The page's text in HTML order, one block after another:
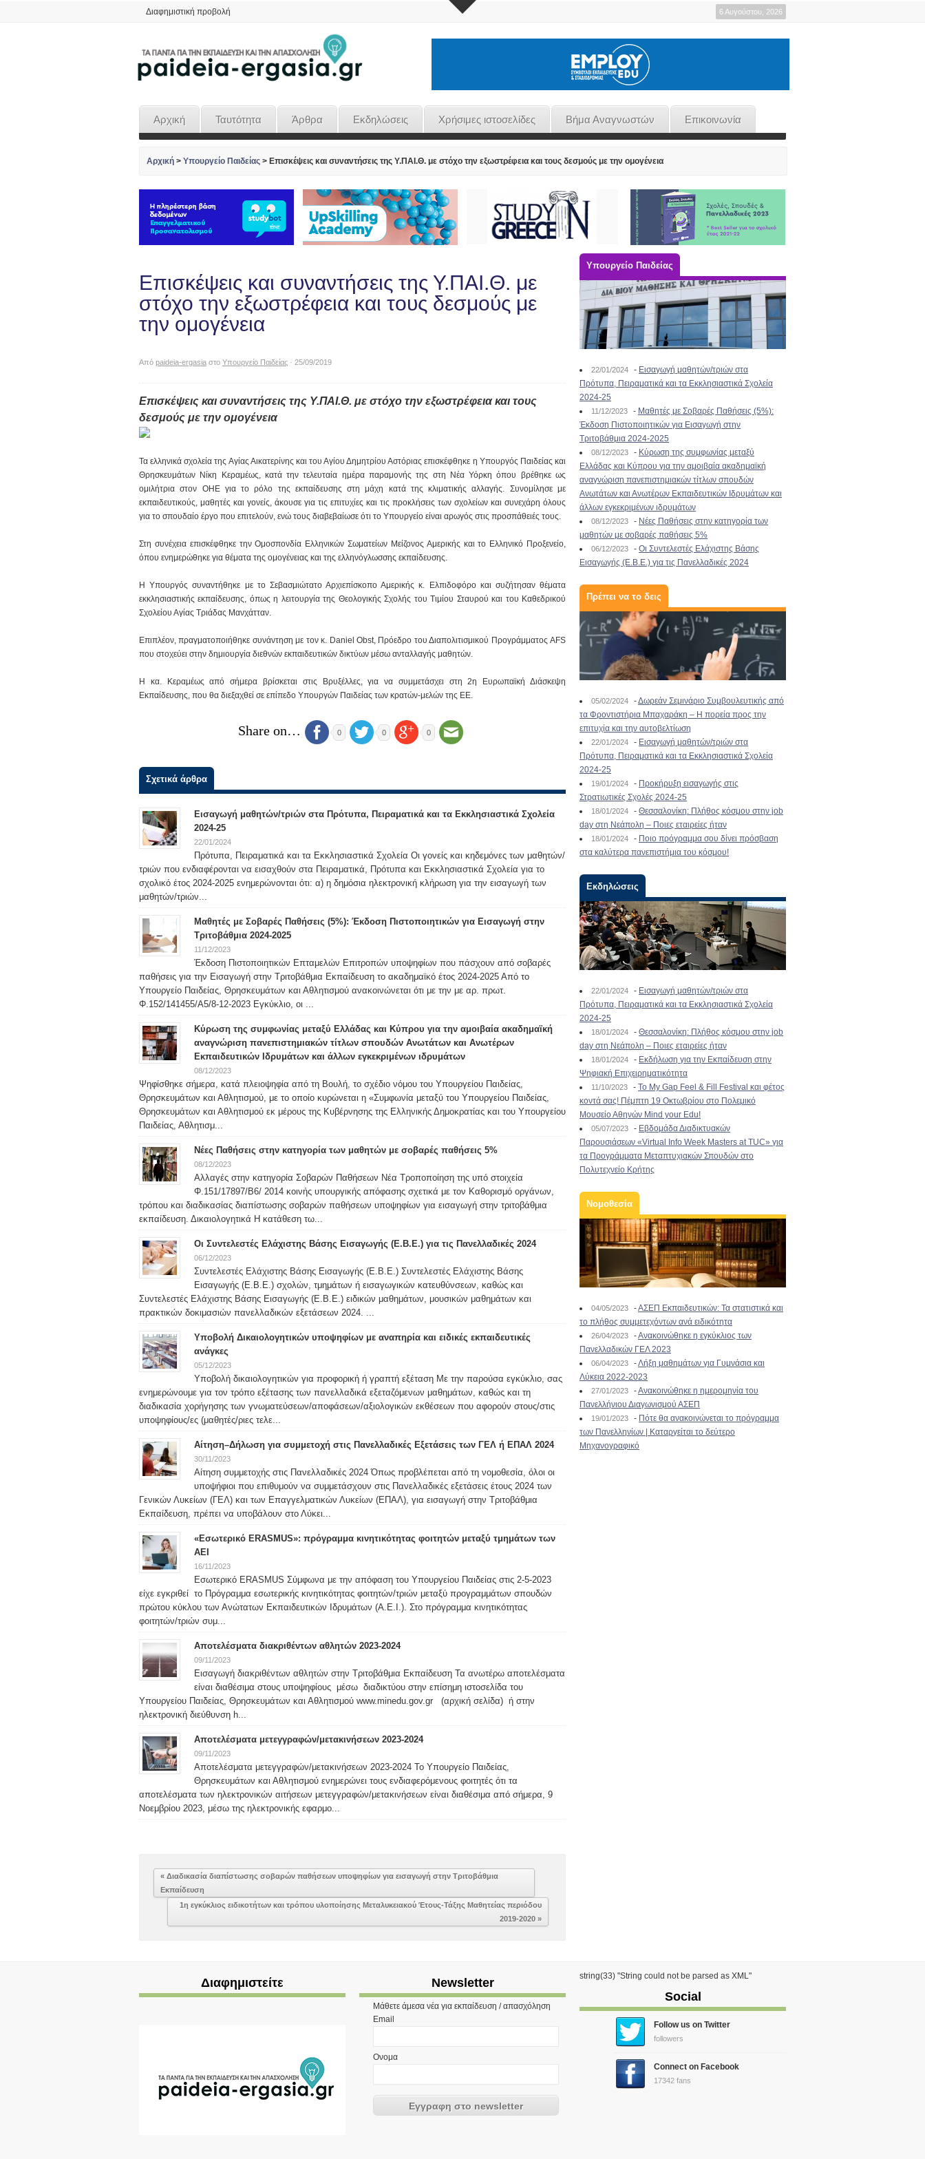
Διαφημιστική προβολή 6 Αυγούστου, 2026
Αρχική Ταυτότητα Άρθρα Εκδηλώσεις Χρήσιμες ιστοσελίδες Βήμα Αναγνωστών Επικοινωνία
Αρχική > Υπουργείο Παιδείας > Επισκέψεις και συναντήσεις της Υ.ΠΑΙ.Θ. με στόχο την εξωστρέφεια και τους δεσμούς με την ομογένεια
Επισκέψεις και συναντήσεις της Υ.ΠΑΙ.Θ. με
στόχο την εξωστρέφεια και τους δεσμούς με
την ομογένεια
Από paideia-ergasia στο Υπουργείο Παιδείας · 25/09/2019
Επισκέψεις και συναντήσεις της Υ.ΠΑΙ.Θ. με στόχο την εξωστρέφεια και τους
δεσμούς με την ομογένεια
Τα ελληνικά σχολεία της Αγίας Αικατερίνης και του Αγίου Δημητρίου Αστόριας επισκέφθηκε η Υπουργός Παιδείας και
Θρησκευμάτων Νίκη Κεραμέως, κατά την τελευταία ημέρα παραμονής της στη Νέα Υόρκη όπου βρέθηκε ως
ομιλήτρια στον ΟΗΕ για το ρόλο της εκπαίδευσης στη μάχη κατά της κλιματικής αλλαγής. Συνομίλησε με
εκπαιδευτικούς, μαθητές και γονείς, άκουσε για τις επιτυχίες και τις προκλήσεις των σχολείων και συνεχάρη όλους
για το σπουδαίο έργο που επιτελούν, ενώ τους διαβεβαίωσε ότι το Υπουργείο είναι αρωγός στις προσπάθειές τους.
Στη συνέχεια επισκέφθηκε την Ομοσπονδία Ελληνικών Σωματείων Μείζονος Αμερικής και το Ελληνικό Προξενείο,
όπου ενημερώθηκε για θέματα της ομογένειας και της ελληνόγλωσσης εκπαίδευσης.
Η Υπουργός συναντήθηκε με το Σεβασμιώτατο Αρχιεπίσκοπο Αμερικής κ. Ελπιδοφόρο και συζήτησαν θέματα
εκκλησιαστικής εκπαίδευσης, όπως η λειτουργία της Θεολογικής Σχολής του Τιμίου Σταυρού και του Καθεδρικού
Σχολείου Αγίας Τριάδας Μανχάτταν.
Επιπλέον, πραγματοποιήθηκε συνάντηση με τον κ. Daniel Obst, Πρόεδρο του Διαπολιτισμικού Προγράμματος AFS
που στοχεύει στην δημιουργία διεθνών εκπαιδευτικών δικτύων μέσω ανταλλαγής μαθητών.
Η κα. Κεραμέως από σήμερα βρίσκεται στις Βρυξέλλες, για να συμμετάσχει στη 2η Ευρωπαϊκή Διάσκεψη
Εκπαίδευσης, που θα διεξαχθεί σε επίπεδο Υπουργών Παιδείας των κρατών-μελών της ΕΕ.
Share on… 0 0 0
Σχετικά άρθρα
Εισαγωγή μαθητών/τριών στα Πρότυπα, Πειραματικά και τα Εκκλησιαστικά Σχολεία
2024-25
22/01/2024
Πρότυπα, Πειραματικά και τα Εκκλησιαστικά Σχολεία Οι γονείς και κηδεμόνες των μαθητών/
τριών που ενδιαφέρονται να εισαχθούν στα Πειραματικά, Πρότυπα και Εκκλησιαστικά Σχολεία για το
σχολικό έτος 2024-2025 ενημερώνονται ότι: α) η δημόσια ηλεκτρονική κλήρωση για την εισαγωγή των
μαθητών/τριών...
Μαθητές με Σοβαρές Παθήσεις (5%): Έκδοση Πιστοποιητικών για Εισαγωγή στην
Τριτοβάθμια 2024-2025
11/12/2023
Έκδοση Πιστοποιητικών Επταμελών Επιτροπών υποψηφίων που πάσχουν από σοβαρές
παθήσεις για την Εισαγωγή στην Τριτοβάθμια Εκπαίδευση το ακαδημαϊκό έτος 2024-2025 Από το
Υπουργείο Παιδείας, Θρησκευμάτων και Αθλητισμού ανακοινώνεται ότι με την με αρ. πρωτ.
Φ.152/141455/Α5/8-12-2023 Εγκύκλιο, οι ...
Κύρωση της συμφωνίας μεταξύ Ελλάδας και Κύπρου για την αμοιβαία ακαδημαϊκή
αναγνώριση πανεπιστημιακών τίτλων σπουδών Ανωτάτων και Ανωτέρων
Εκπαιδευτικών Ιδρυμάτων και άλλων εγκεκριμένων ιδρυμάτων
08/12/2023
Ψηφίσθηκε σήμερα, κατά πλειοψηφία από τη Βουλή, το σχέδιο νόμου του Υπουργείου Παιδείας,
Θρησκευμάτων και Αθλητισμού, με το οποίο κυρώνεται η «Συμφωνία μεταξύ του Υπουργείου Παιδείας,
Θρησκευμάτων και Αθλητισμού εκ μέρους της Κυβέρνησης της Ελληνικής Δημοκρατίας και του Υπουργείου
Παιδείας, Αθλητισμ...
Νέες Παθήσεις στην κατηγορία των μαθητών με σοβαρές παθήσεις 5%
08/12/2023
Αλλαγές στην κατηγορία Σοβαρών Παθήσεων Νέα Τροποποίηση της υπό στοιχεία
Φ.151/17897/Β6/ 2014 κοινής υπουργικής απόφασης σχετικά με τον Καθορισμό οργάνων,
τρόπου και διαδικασίας διαπίστωσης σοβαρών παθήσεων υποψηφίων για εισαγωγή στην τριτοβάθμια
εκπαίδευση. Δικαιολογητικά Η κατάθεση τω...
Οι Συντελεστές Ελάχιστης Βάσης Εισαγωγής (Ε.Β.Ε.) για τις Πανελλαδικές 2024
06/12/2023
Συντελεστές Ελάχιστης Βάσης Εισαγωγής (Ε.Β.Ε.) Συντελεστές Ελάχιστης Βάσης
Εισαγωγής (Ε.Β.Ε.) σχολών, τμημάτων ή εισαγωγικών κατευθύνσεων, καθώς και
Συντελεστές Ελάχιστης Βάσης Εισαγωγής (Ε.Β.Ε.) ειδικών μαθημάτων, μουσικών μαθημάτων και
πρακτικών δοκιμασιών πανελλαδικών εξετάσεων 2024. ...
Υποβολή Δικαιολογητικών υποψηφίων με αναπηρία και ειδικές εκπαιδευτικές
ανάγκες
05/12/2023
Υποβολή δικαιολογητικών για προφορική ή γραπτή εξέταση Με την παρούσα εγκύκλιο, σας
ενημερώνουμε για τον τρόπο εξέτασης των πανελλαδικά εξεταζόμενων μαθημάτων, καθώς και τη
διαδικασία χορήγησης των γνωματεύσεων/αποφάσεων/αξιολογικών εκθέσεων που αφορούν στους/στις
υποψηφίους/ες (μαθητές/ριες τελε...
Αίτηση–Δήλωση για συμμετοχή στις Πανελλαδικές Εξετάσεις των ΓΕΛ ή ΕΠΑΛ 2024
30/11/2023
Αίτηση συμμετοχής στις Πανελλαδικές 2024 Όπως προβλέπεται από τη νομοθεσία, όλοι οι
υποψήφιοι που επιθυμούν να συμμετάσχουν στις Πανελλαδικές εξετάσεις έτους 2024 των
Γενικών Λυκείων (ΓΕΛ) και των Επαγγελματικών Λυκείων (ΕΠΑΛ), για εισαγωγή στην Τριτοβάθμια
Εκπαίδευση, πρέπει να υποβάλουν στο Λύκει...
«Εσωτερικό ERASMUS»: πρόγραμμα κινητικότητας φοιτητών μεταξύ τμημάτων των
ΑΕΙ
16/11/2023
Εσωτερικό ERASMUS Σύμφωνα με την απόφαση του Υπουργείου Παιδείας στις 2-5-2023
είχε εγκριθεί το Πρόγραμμα εσωτερικής κινητικότητας φοιτητών/τριών μεταξύ προγραμμάτων σπουδών
πρώτου κύκλου των Ανώτατων Εκπαιδευτικών Ιδρυμάτων (Α.Ε.Ι.). Στο πρόγραμμα κινητικότητας
φοιτητών/τριών συμ...
Αποτελέσματα διακριθέντων αθλητών 2023-2024
09/11/2023
Εισαγωγή διακριθέντων αθλητών στην Τριτοβάθμια Εκπαίδευση Τα ανωτέρω αποτελέσματα
είναι διαθέσιμα στους υποψηφίους μέσω διαδικτύου στην επίσημη ιστοσελίδα του
Υπουργείου Παιδείας, Θρησκευμάτων και Αθλητισμού www.minedu.gov.gr (αρχική σελίδα) ή στην
ηλεκτρονική διεύθυνση h...
Αποτελέσματα μετεγγραφών/μετακινήσεων 2023-2024
09/11/2023
Αποτελέσματα μετεγγραφών/μετακινήσεων 2023-2024 Το Υπουργείο Παιδείας,
Θρησκευμάτων και Αθλητισμού ενημερώνει τους ενδιαφερόμενους φοιτητές ότι τα
αποτελέσματα των ηλεκτρονικών αιτήσεων μετεγγραφών/μετακινήσεων είναι διαθέσιμα από σήμερα, 9
Νοεμβρίου 2023, μέσω της ηλεκτρονικής εφαρμο...
« Διαδικασία διαπίστωσης σοβαρών παθήσεων υποψηφίων για εισαγωγή στην Τριτοβάθμια
Εκπαίδευση
1η εγκύκλιος ειδικοτήτων και τρόπου υλοποίησης Μεταλυκειακού Έτους-Τάξης Μαθητείας περιόδου
2019-2020 »
Υπουργείο Παιδείας
22/01/2024 - Εισαγωγή μαθητών/τριών στα
Πρότυπα, Πειραματικά και τα Εκκλησιαστικά Σχολεία
2024-25
11/12/2023 - Μαθητές με Σοβαρές Παθήσεις (5%):
Έκδοση Πιστοποιητικών για Εισαγωγή στην
Τριτοβάθμια 2024-2025
08/12/2023 - Κύρωση της συμφωνίας μεταξύ
Ελλάδας και Κύπρου για την αμοιβαία ακαδημαϊκή
αναγνώριση πανεπιστημιακών τίτλων σπουδών
Ανωτάτων και Ανωτέρων Εκπαιδευτικών Ιδρυμάτων και
άλλων εγκεκριμένων ιδρυμάτων
08/12/2023 - Νέες Παθήσεις στην κατηγορία των
μαθητών με σοβαρές παθήσεις 5%
06/12/2023 - Οι Συντελεστές Ελάχιστης Βάσης
Εισαγωγής (Ε.Β.Ε.) για τις Πανελλαδικές 2024
Πρέπει να το δεις
05/02/2024 -Δωρεάν Σεμινάριο Συμβουλευτικής από
τα Φροντιστήρια Μπαχαράκη – Η πορεία προς την
επιτυχία και την αυτοβελτίωση
22/01/2024 - Εισαγωγή μαθητών/τριών στα
Πρότυπα, Πειραματικά και τα Εκκλησιαστικά Σχολεία
2024-25
19/01/2024 - Προκήρυξη εισαγωγής στις
Στρατιωτικές Σχολές 2024-25
18/01/2024 - Θεσσαλονίκη: Πλήθος κόσμου στην job
day στη Νεάπολη – Ποιες εταιρείες ήταν
18/01/2024 - Ποιο πρόγραμμα σου δίνει πρόσβαση
στα καλύτερα πανεπιστήμια του κόσμου!
Εκδηλώσεις
22/01/2024 - Εισαγωγή μαθητών/τριών στα
Πρότυπα, Πειραματικά και τα Εκκλησιαστικά Σχολεία
2024-25
18/01/2024 - Θεσσαλονίκη: Πλήθος κόσμου στην job
day στη Νεάπολη – Ποιες εταιρείες ήταν
18/01/2024 - Εκδήλωση για την Εκπαίδευση στην
Ψηφιακή Επιχειρηματικότητα
11/10/2023 - To My Gap Feel & Fill Festival και φέτος
κοντά σας! Πέμπτη 19 Οκτωβρίου στο Πολεμικό
Μουσείο Αθηνών Mind your Edu!
05/07/2023 - Εβδομάδα Διαδικτυακών
Παρουσιάσεων «Virtual Info Week Masters at TUC» για
τα Προγράμματα Μεταπτυχιακών Σπουδών στο
Πολυτεχνείο Κρήτης
Νομοθεσία
04/05/2023 -ΑΣΕΠ Εκπαιδευτικών: Τα στατιστικά και
το πλήθος συμμετεχόντων ανά ειδικότητα
26/04/2023 -Ανακοινώθηκε η εγκύκλιος των
Πανελλαδικών ΓΕΛ 2023
06/04/2023 -Λήξη μαθημάτων για Γυμνάσια και
Λύκεια 2022-2023
27/01/2023 -Ανακοινώθηκε η ημερομηνία του
Πανελλήνιου Διαγωνισμού ΑΣΕΠ
19/01/2023 - Πότε θα ανακοινώνεται το πρόγραμμα
των Πανελληνίων | Καταργείται το δεύτερο
Μηχανογραφικό
Διαφημιστείτε Newsletter
Μάθετε άμεσα νέα για εκπαίδευση / απασχόληση
Email
Ονομα
string(33) "String could not be parsed as XML"
Social
Follow us on Twitter
followers
Connect on Facebook
17342 fans